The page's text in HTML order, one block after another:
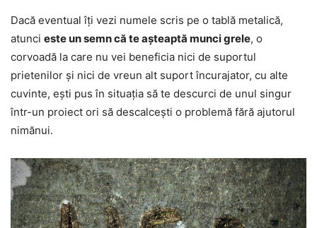
Dacă eventual îți vezi numele scris pe o tablă metalică,
atunci este un semn că te așteaptă munci grele, o
corvoadă la care nu vei beneficia nici de suportul
prietenilor și nici de vreun alt suport încurajator, cu alte
cuvinte, ești pus în situația să te descurci de unul singur
într-un proiect ori să descalcești o problemă fără ajutorul
nimănui.